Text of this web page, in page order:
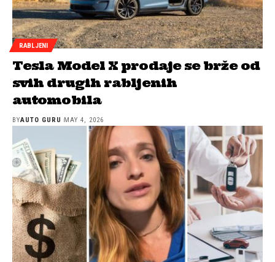
RABLJENI
Tesla Model X prodaje se brže od
svih drugih rabljenih
automobila
BYAUTO GURU MAY 4, 2026